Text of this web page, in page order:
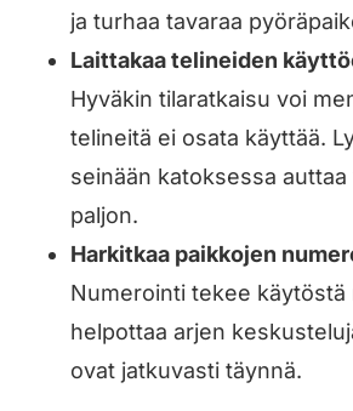
ja turhaa tavaraa
Laittakaa telineiden
Hyväkin tilaratkaisu voi
telineitä ei osata käyttää.
seinään katoksessa auttaa
paljon.
Harkitkaa paikkojen
Numerointi tekee käytöstä
helpottaa arjen
ovat jatkuvasti täynnä.